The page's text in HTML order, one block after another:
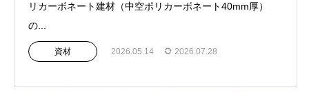
リカーボネート建材（中空ポリカーボネート40mm厚）
の...
資材 2026.05.14 2026.07.28